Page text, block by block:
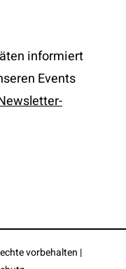
informiert
Events
vorbehalten |